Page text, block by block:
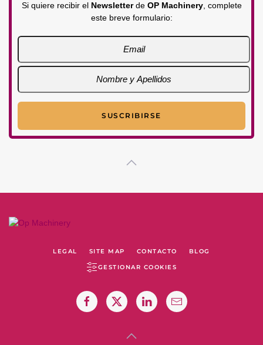
Si quiere recibir el Newsletterde OP Machinery, complete
este breve formulario:
LEGAL SITE MAP CONTACTO BLOG
GESTIONAR COOKIES